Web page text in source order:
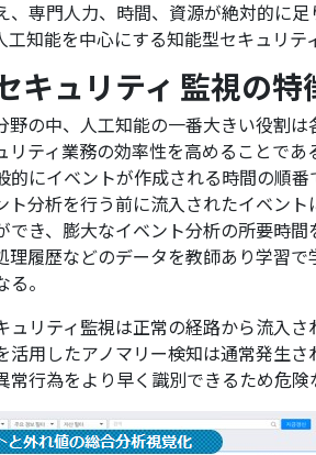
、専門人力、時間、資源が絶対的に
工知能を中心にする知能型セキュリテ
キュリティ 監視の特
野の中、人工知能の一番大きい役割
リティ業務の効率性を高めることで
的にイベントが作成される時間の順
ト分析を行う前に流入されたイベン
でき、膨大なイベント分析の所要時
理履歴などのデータを教師あり学習
。
ュリティ監視は正常の経路から流入
活用したアノマリー検知は通常発生
常行為をより早く識別できるため危